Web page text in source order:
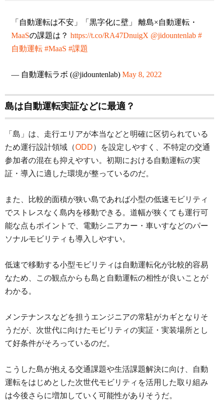
「自動運転は不安」「黒字化に壁」 離島×自動運転・
MaaSの課題は？ https://t.co/RA47DnuigX @jidountenlab #
自動運転 #MaaS #課題
— 自動運転ラボ (@jidountenlab) May 8, 2022
島は自動運転実証などに最適？
「島」は、走行エリアが本当などと明確に区切られている
ため運行設計領域（ODD）を設定しやすく、不特定の交通
参加者の混在も抑えやすい。初期における自動運転の実
証・導入に適した環境が整っているのだ。
また、比較的面積が狭い島であれば小型の低速モビリティ
でストレスなく島内を移動できる。道幅が狭くても運行可
能な点もポイントで、電動シニアカー・車いすなどのパー
ソナルモビリティも導入しやすい。
低速で移動する小型モビリティは自動運転化が比較的容易
なため、この観点からも島と自動運転の相性が良いことが
わかる。
メンテナンスなどを担うエンジニアの常駐がカギとなりそ
うだが、次世代に向けたモビリティの実証・実装場所とし
て好条件がそろっているのだ。
こうした島が抱える交通課題や生活課題解決に向け、自動
運転をはじめとした次世代モビリティを活用した取り組み
は今後さらに増加していく可能性がありそうだ。